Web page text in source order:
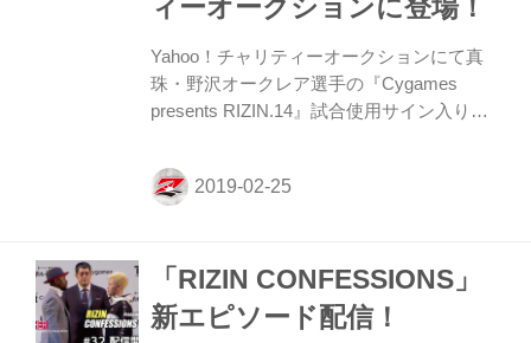
ィーオークションに登場！
Yahoo！チャリティーオークションにて真
珠・野沢オークレア選手の『Cygames
presents RIZIN.14』試合使用サイン入りグ
23時52分まで。 オークションにて落札され
た商品の落札金額は、被災地支援などのチ
やグラップリング大会などの支援や普及の
ために使用します。 皆様の善意をお待ちし
ております。 詳細・落札は以下から！ ヤ
「RIZIN CONFESSIONS」
新エピソード配信！